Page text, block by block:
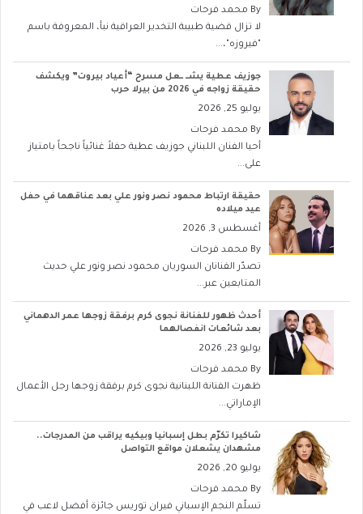
By محمد فرحات
لا تزال قضية طبيبة التخدير العراقية نبأ، المعروفة باسم
"فيروزه"،...
جوزيف عطية يشــ ــعل مسرح “أعياد بيروت” ويكشف
حقيقة زواجه في 2026 من بيرلا حرب
يوليو 25, 2026
By محمد فرحات
أحيا الفنان اللبناني جوزيف عطية حفلاً غنائياً ناجحاً بامتياز
على...
حقيقة ارتباط محمود نصر ونور علي بعد عناقهما في حفل
عيد ميلاده
أغسطس 3, 2026
By محمد فرحات
تصدّر الفنانان السوريان محمود نصر ونور علي حديث
المتابعين عبر...
أحدث ظهور للفنانة نجوى كرم برفقة زوجها عمر الدهماني
بعد شائعات انفصالهما
يوليو 23, 2026
By محمد فرحات
ظهرت الفنانة اللبنانية نجوى كرم برفقة زوجها رجل الأعمال
الإماراتي...
شاكيرا تكرّم بطل إسبانيا وبيكيه يراقب من المدرجات..
مشهدان يشعلان مواقع التواصل
يوليو 20, 2026
By محمد فرحات
تسلّم النجم الإسباني فيران توريس جائزة أفضل لاعب في